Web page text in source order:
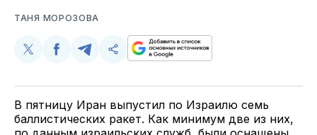
ТАНЯ МОРОЗОВА
Поделиться
Twitter
Поделиться
Facebook
Поделиться
Telegram
Скопируйте
поделитесь
В пятницу Иран выпустил по Израилю семь
баллистических ракет. Как минимум две из них,